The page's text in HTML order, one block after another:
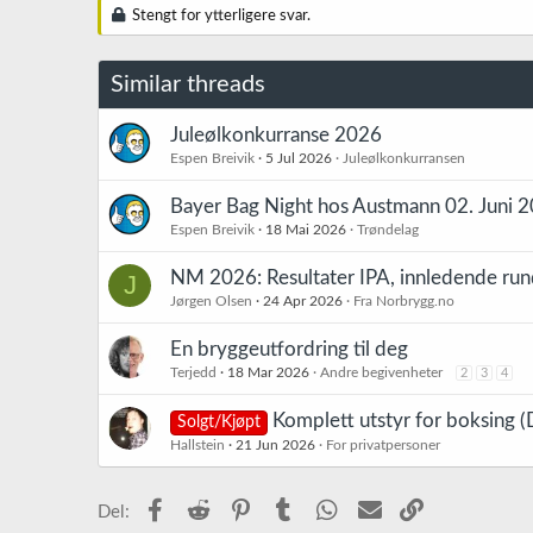
e
:
Stengt for ytterligere svar.
Similar threads
Juleølkonkurranse 2026
Espen Breivik 5 Jul 2026 Juleølkonkurransen
Bayer Bag Night hos Austmann 02. Juni
Espen Breivik 18 Mai 2026 Trøndelag
J NM 2026: Resultater IPA, innledende
Jørgen Olsen 24 Apr 2026 Fra Norbrygg.no
En bryggeutfordring til deg
Terjedd 18 Mar 2026 Andre begivenheter 2 3 4
Solgt/Kjøpt Komplett utstyr for boksing
Hallstein 21 Jun 2026 For privatpersoner
Del: Facebook
Reddit PinterestTumblr WhatsApp
E-post